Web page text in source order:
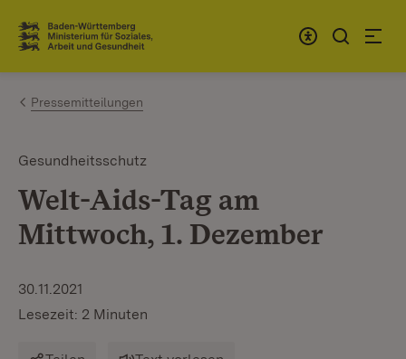
Zum Inhalt springen
Link zur Startseite
Pressemitteilungen
Gesundheitsschutz
Welt-Aids-Tag am
Mittwoch, 1. Dezember
30.11.2021
Lesezeit: 2 Minuten